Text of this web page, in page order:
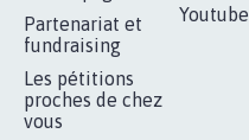
Partenariat et
fundraising
Les pétitions
proches de chez
vous
Youtube